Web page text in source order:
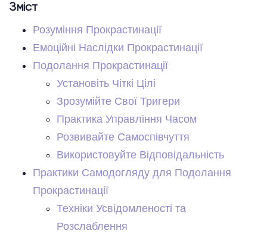
Зміст
Розуміння Прокрастинації
Емоційні Наслідки Прокрастинації
Подолання Прокрастинації
Установіть Чіткі Цілі
Зрозумійте Свої Тригери
Практика Управління Часом
Розвивайте Самоспівчуття
Використовуйте Відповідальність
Практики Самодогляду для Подолання
Прокрастинації
Техніки Усвідомленості та
Розслаблення